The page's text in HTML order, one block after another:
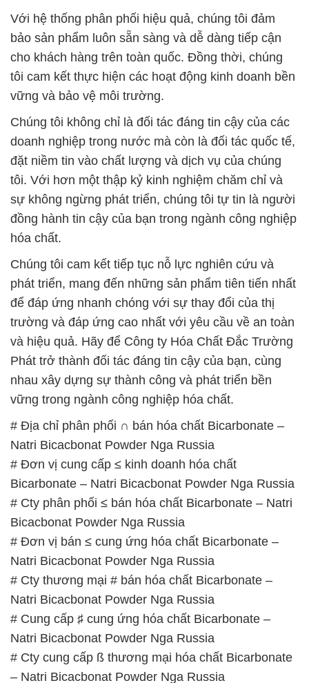
Với hệ thống phân phối hiệu quả, chúng tôi đảm
bảo sản phẩm luôn sẵn sàng và dễ dàng tiếp cận
cho khách hàng trên toàn quốc. Đồng thời, chúng
tôi cam kết thực hiện các hoạt động kinh doanh bền
vững và bảo vệ môi trường.
Chúng tôi không chỉ là đối tác đáng tin cậy của các
doanh nghiệp trong nước mà còn là đối tác quốc tế,
đặt niềm tin vào chất lượng và dịch vụ của chúng
tôi. Với hơn một thập kỷ kinh nghiệm chăm chỉ và
sự không ngừng phát triển, chúng tôi tự tin là người
đồng hành tin cậy của bạn trong ngành công nghiệp
hóa chất.
Chúng tôi cam kết tiếp tục nỗ lực nghiên cứu và
phát triển, mang đến những sản phẩm tiên tiến nhất
để đáp ứng nhanh chóng với sự thay đổi của thị
trường và đáp ứng cao nhất với yêu cầu về an toàn
và hiệu quả. Hãy để Công ty Hóa Chất Đắc Trường
Phát trở thành đối tác đáng tin cậy của bạn, cùng
nhau xây dựng sự thành công và phát triển bền
vững trong ngành công nghiệp hóa chất.
# Địa chỉ phân phối ∩ bán hóa chất Bicarbonate –
Natri Bicacbonat Powder Nga Russia
# Đơn vị cung cấp ≤ kinh doanh hóa chất
Bicarbonate – Natri Bicacbonat Powder Nga Russia
# Cty phân phối ≤ bán hóa chất Bicarbonate – Natri
Bicacbonat Powder Nga Russia
# Đơn vị bán ≤ cung ứng hóa chất Bicarbonate –
Natri Bicacbonat Powder Nga Russia
# Cty thương mại # bán hóa chất Bicarbonate –
Natri Bicacbonat Powder Nga Russia
# Cung cấp ♯ cung ứng hóa chất Bicarbonate –
Natri Bicacbonat Powder Nga Russia
# Cty cung cấp ß thương mại hóa chất Bicarbonate
– Natri Bicacbonat Powder Nga Russia